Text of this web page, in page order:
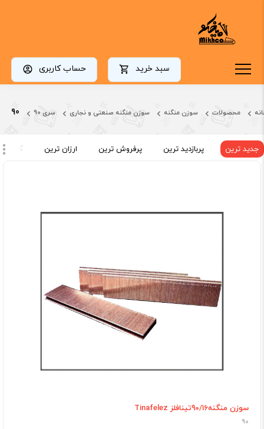
سبد خرید حساب کاربری
محصولات سوزن منگنه سوزن منگنه صنعتی و نجاری سری 90 90
جدید ترین پربازدید ترین پرفروش ترین ارزان ترین گران
سوزن منگنه90/16تینافلز Tinafelez
90